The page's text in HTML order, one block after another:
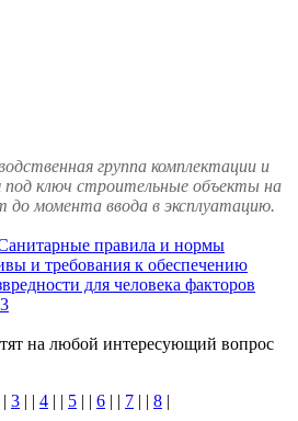
группа комплектации и
ключ строительные объекты на
момента ввода в эксплуатацию.
на любой интересующий вопрос
| 3 | | 4 | | 5 | | 6 | | 7 | | 8 |